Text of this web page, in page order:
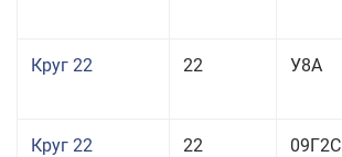
Круг 22 22 У8А
Круг 22 22 09Г2С